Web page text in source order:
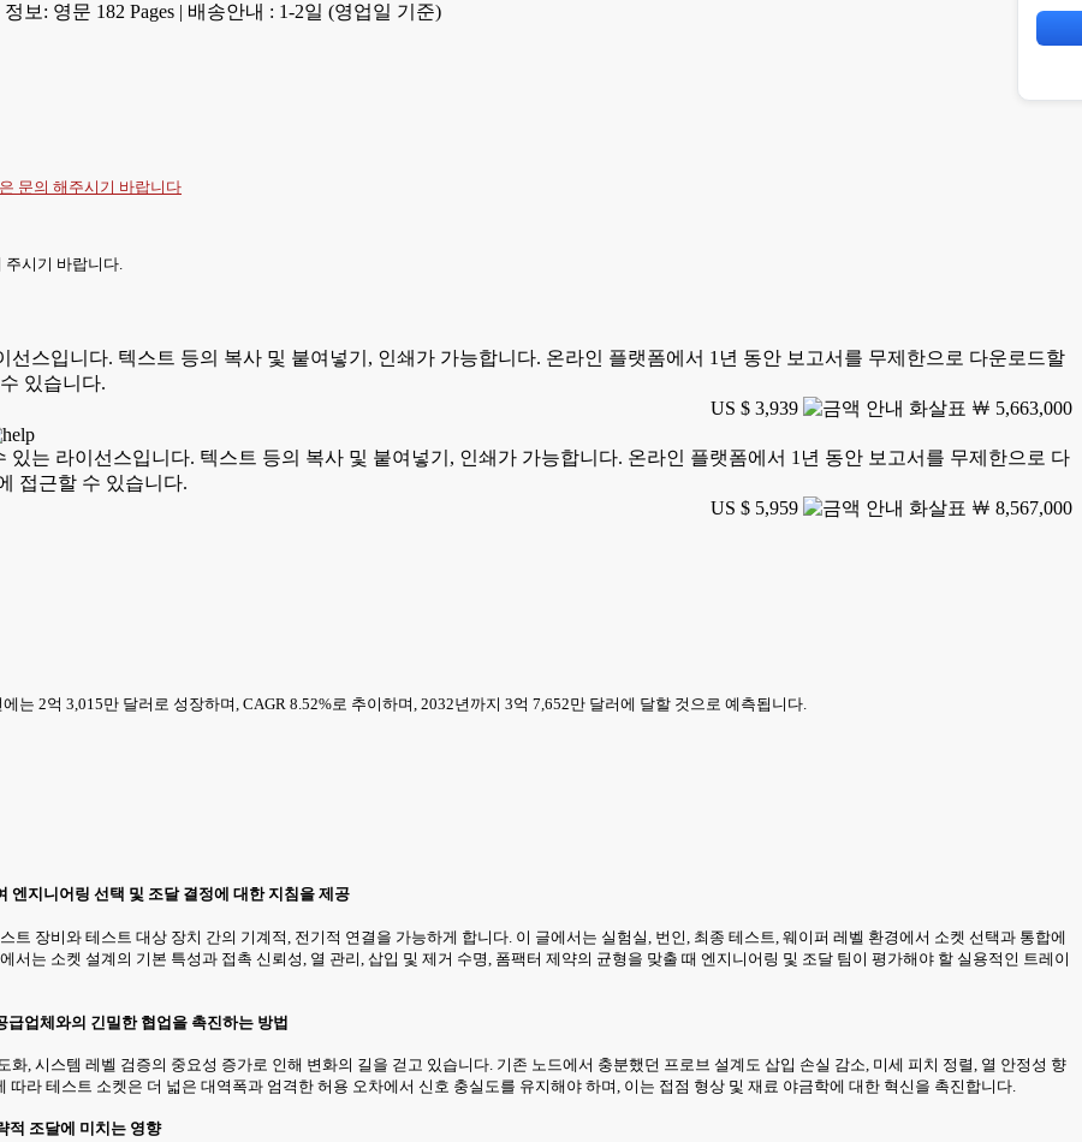
보: 영문 182 Pages | 배송안내 : 1-2일 (영업일 기준)
문의 해주시기 바랍니다
주시기 바랍니다.
스입니다. 텍스트 등의 복사 및 붙여넣기, 인쇄가 가능합니다. 온라인 플랫폼에서 1년 동안 보고서를 무제한으로 다운로드할
있습니다.
US $ 3,939
￦ 5,663,000
는 라이선스입니다. 텍스트 등의 복사 및 붙여넣기, 인쇄가 가능합니다. 온라인 플랫폼에서 1년 동안 보고서를 무제한으로 다
접근할 수 있습니다.
US $ 5,959
￦ 8,567,000
는 2억 3,015만 달러로 성장하며, CAGR 8.52%로 추이하며, 2032년까지 3억 7,652만 달러에 달할 것으로 예측됩니다.
엔지니어링 선택 및 조달 결정에 대한 지침을 제공
장비와 테스트 대상 장치 간의 기계적, 전기적 연결을 가능하게 합니다. 이 글에서는 실험실, 번인, 최종 테스트, 웨이퍼 레벨 환경에서 소켓 선택과 통합에
는 소켓 설계의 기본 특성과 접촉 신뢰성, 열 관리, 삽입 및 제거 수명, 폼팩터 제약의 균형을 맞출 때 엔지니어링 및 조달 팀이 평가해야 할 실용적인 트레이
업체와의 긴밀한 협업을 촉진하는 방법
, 시스템 레벨 검증의 중요성 증가로 인해 변화의 길을 걷고 있습니다. 기존 노드에서 충분했던 프로브 설계도 삽입 손실 감소, 미세 피치 정렬, 열 안정성 향
라 테스트 소켓은 더 넓은 대역폭과 엄격한 허용 오차에서 신호 충실도를 유지해야 하며, 이는 접점 형상 및 재료 야금학에 대한 혁신을 촉진합니다.
적 조달에 미치는 영향